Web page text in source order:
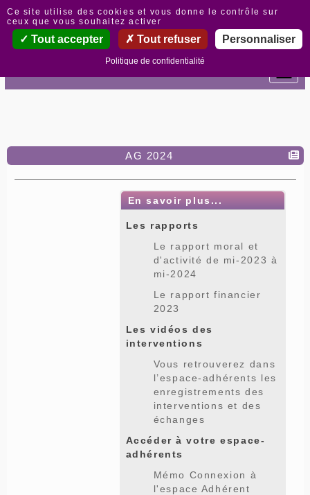
AG 2024
En savoir plus...
Les rapports
Le rapport moral et
d'activité de mi-2023 à
mi-2024
Le rapport financier
2023
Les vidéos des
interventions
Vous retrouverez dans
l’espace-adhérents les
enregistrements des
interventions et des
échanges
Accéder à votre espace-
adhérents
Mémo Connexion à
l'espace Adhérent
Panneau de gestion des cookies
Ce site utilise des cookies et vous donne le contrôle sur
ceux que vous souhaitez activer
Tout accepter Tout refuser Personnaliser
Politique de confidentialité